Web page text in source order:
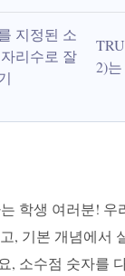
지정된 소
리수로 잘
2)
학생 여러분! 우
, 기본 개념에서
, 소수점 숫자를